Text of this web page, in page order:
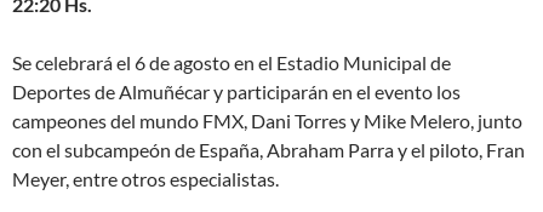
Se celebrará el 6 de agosto en el Estadio Municipal de
Deportes de Almuñécar y participarán en el evento los
campeones del mundo FMX, Dani Torres y Mike Melero, junto
con el subcampeón de España, Abraham Parra y el piloto, Fran
Meyer, entre otros especialistas.